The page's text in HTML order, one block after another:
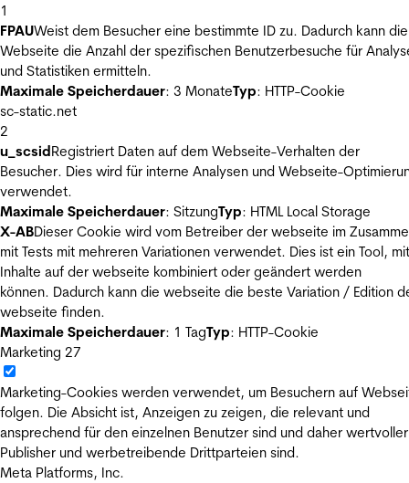
1
FPAUWeist dem Besucher eine bestimmte ID zu. Dadurch kann die
Webseite die Anzahl der spezifischen Benutzerbesuche für
und Statistiken ermitteln.
Maximale Speicherdauer: 3 MonateTyp: HTTP-Cookie
sc-static.net
2
u_scsidRegistriert Daten auf dem Webseite-Verhalten der
Besucher. Dies wird für interne Analysen und Webseite-
verwendet.
Maximale Speicherdauer: SitzungTyp: HTML Local Storage
X-ABDieser Cookie wird vom Betreiber der webseite im
mit Tests mit mehreren Variationen verwendet. Dies ist ein Tool,
Inhalte auf der webseite kombiniert oder geändert werden
können. Dadurch kann die webseite die beste Variation / Edition
webseite finden.
Maximale Speicherdauer: 1 TagTyp: HTTP-Cookie
Marketing 27
Marketing-Cookies werden verwendet, um Besuchern auf
folgen. Die Absicht ist, Anzeigen zu zeigen, die relevant und
ansprechend für den einzelnen Benutzer sind und daher
Publisher und werbetreibende Drittparteien sind.
Meta Platforms, Inc.